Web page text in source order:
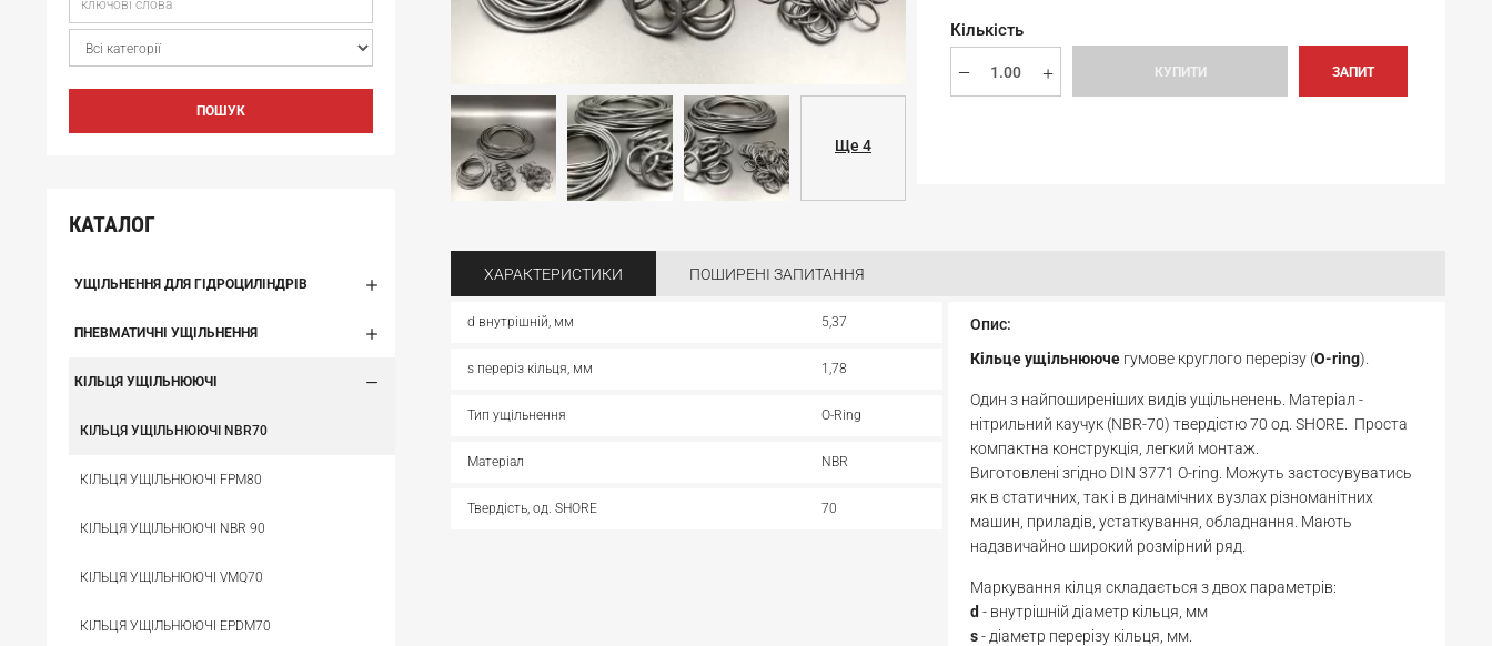
ПОШУК
КАТАЛОГ
УЩІЛЬНЕННЯ ДЛЯ ГІДРОЦИЛІНДРІВ
ПНЕВМАТИЧНІ УЩІЛЬНЕННЯ
КІЛЬЦЯ УЩІЛЬНЮЮЧІ
КІЛЬЦЯ УЩІЛЬНЮЮЧІ NBR70
КІЛЬЦЯ УЩІЛЬНЮЮЧІ FPM80
КІЛЬЦЯ УЩІЛЬНЮЮЧІ NBR 90
КІЛЬЦЯ УЩІЛЬНЮЮЧІ VMQ70
КІЛЬЦЯ УЩІЛЬНЮЮЧІ EPDM70
Ще 4
Кількість
КУПИТИ ЗАПИТ
ХАРАКТЕРИСТИКИ ПОШИРЕНІ ЗАПИТАННЯ
d внутрішній, мм 5,37
s переріз кільця, мм 1,78
Тип ущільнення O-Ring
Матеріал NBR
Твердість, од. SHORE 70
Опис:
Кільцеущільнююче гумове круглого перерізу (O-ring).
Один з найпоширеніших видів ущільненень. Матеріал -
нітрильний каучук (NBR-70) твердістю 70 од. SHORE. Проста
компактна конструкція, легкий монтаж.
Виготовлені згідно DIN 3771 O-ring. Можуть застосувуватись
як в статичних, так і в динамічних вузлах різноманітних
машин, приладів, устаткування, обладнання. Мають
надзвичайно широкий розмірний ряд.
Маркування кілця складається з двох параметрів:
d - внутрішній діаметр кільця, мм
s- діаметр перерізу кільця, мм.